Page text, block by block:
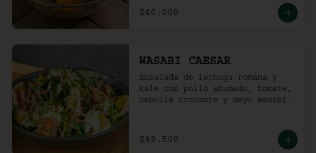
$40.000
WASABI CAESAR
Ensalada de lechuga romana y
kale con pollo ahumado, tomate,
cebolla crocante y mayo wasabi.
$49.500